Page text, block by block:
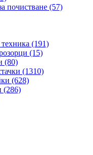
почистване (57)
(191)
(15)
(80)
(1310)
(628)
(286)